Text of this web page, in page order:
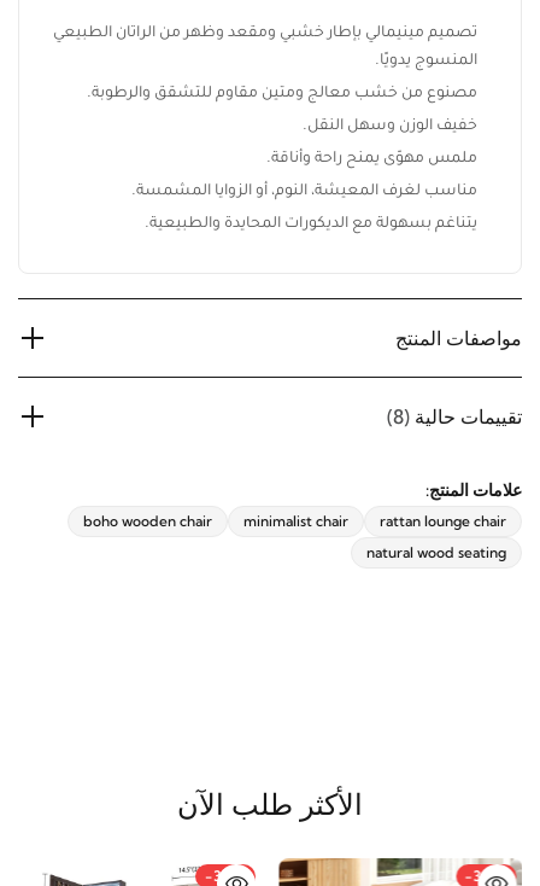
تصميم مينيمالي بإطار خشبي ومقعد وظهر من الراتان الطبيعي
المنسوج يدويًا.
مصنوع من خشب معالج ومتين مقاوم للتشقق والرطوبة.
خفيف الوزن وسهل النقل.
ملمس مهوّى يمنح راحة وأناقة.
مناسب لغرف المعيشة، النوم، أو الزوايا المشمسة.
يتناغم بسهولة مع الديكورات المحايدة والطبيعية.
مواصفات المنتج
تقييمات حالية (8)
علامات المنتج:
rattan lounge chair
minimalist chair
boho wooden chair
natural wood seating
الأكثر طلب الآن
-34%
-36%